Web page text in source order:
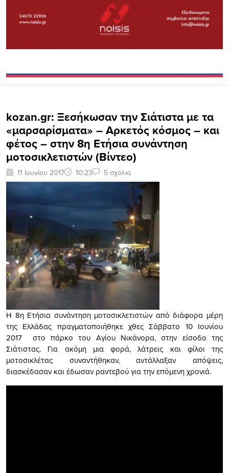
kozan.gr: Ξεσήκωσαν την Σιάτιστα με τα
«μαρσαρίσματα» – Αρκετός κόσμος – και
φέτος – στην 8η Ετήσια συνάντηση
μοτοσικλετιστών (Bίντεο)
11 Ιουνίου 2017 10:23 5 σχόλια
Η 8η Ετήσια συνάντηση μοτοσικλετιστών από διάφορα μέρη
της Ελλάδας πραγματοποιήθηκε χθες Σάββατο 10 Ιουνίου
2017 στο πάρκο του Αγίου Νικάνορα, στην είσοδο της
Σιάτιστας. Για ακόμη μια φορά, λάτρεις και φίλοι της
μοτοσικλέτας συναντήθηκαν, αντάλλαξαν απόψεις,
διασκέδασαν και έδωσαν ραντεβού για την επόμενη χρονιά.